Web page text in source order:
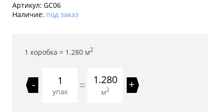
Артикул: GC06
Наличие: под заказ
1 коробка = 1.280 м2
-
упак = 1.280
м2 +